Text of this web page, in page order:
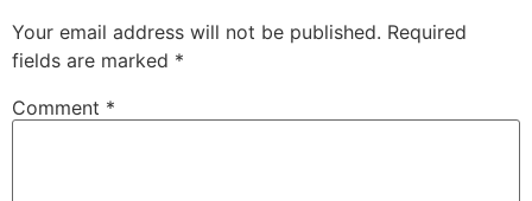
Your email address will not be published. Required
fields are marked *
Comment *